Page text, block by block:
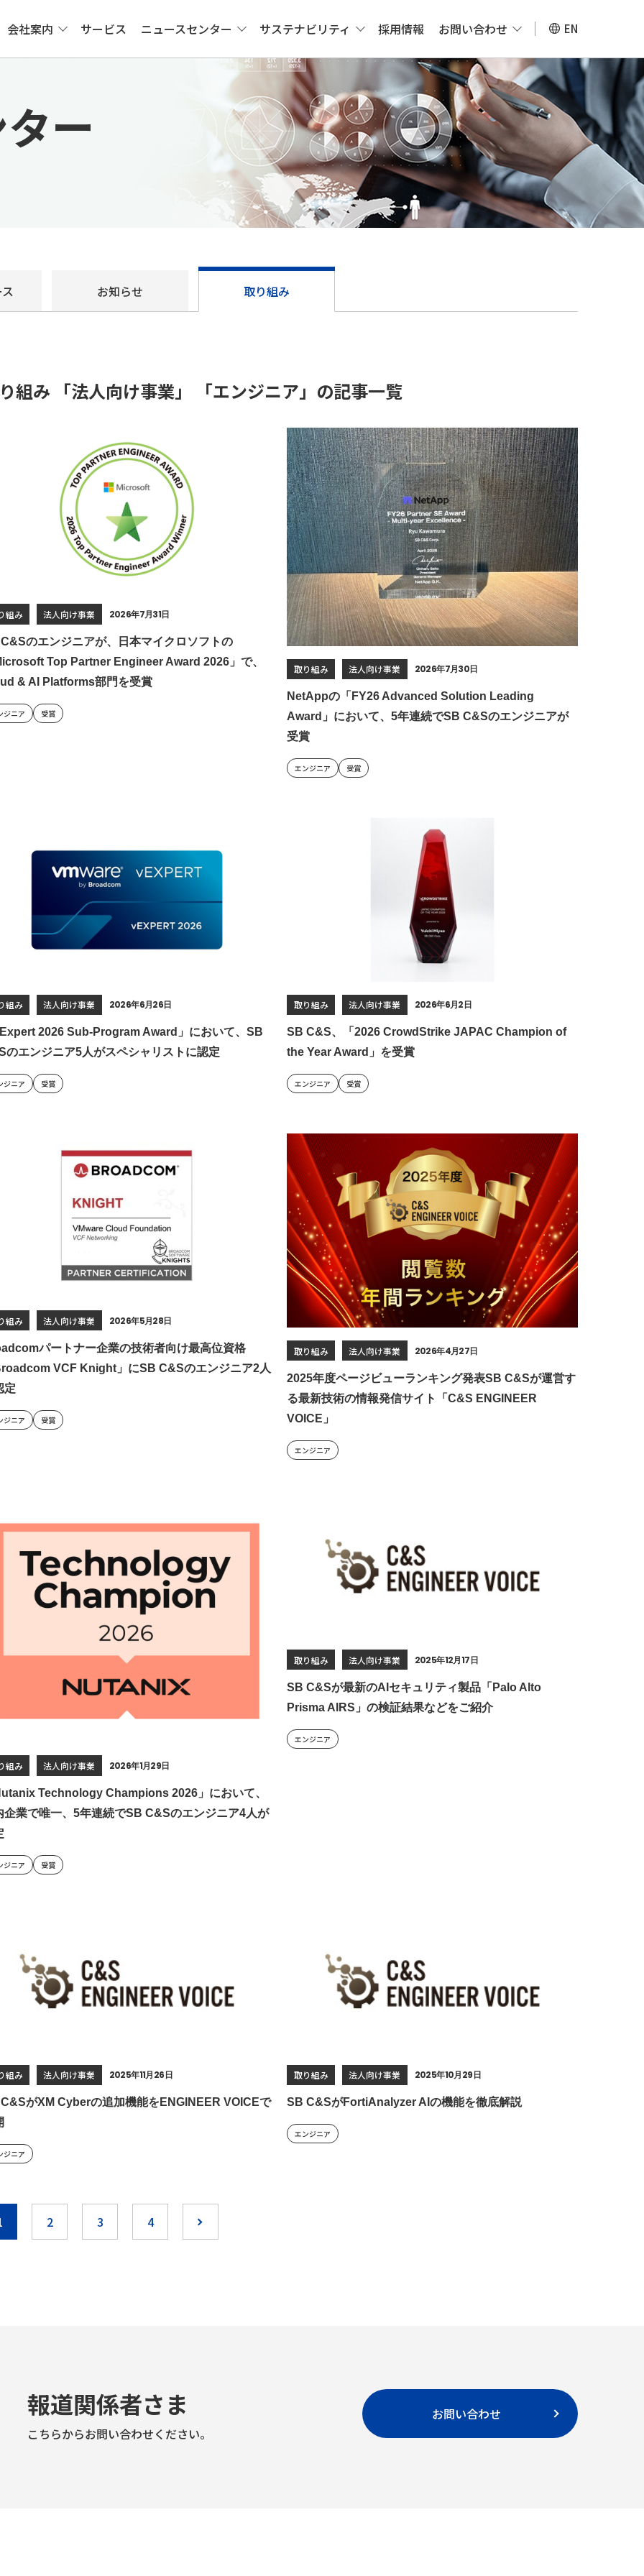
EN
会社案内 サービス ニュースセンター サステナビリティ 採用情報 お問い合わせ
ー
お知らせ 取り組み
組み 「法人向け事業」 「エンジニア」の記事一覧
組み 法人向け事業 2026年7月31日
のエンジニアが、日本マイクロソフトの
Top Partner Engineer Award 2026」で、
& AI Platforms部門を受賞
ジニア 受賞
取り組み 法人向け事業 2026年7月30日
NetAppの「FY26 Advanced Solution Leading
Award」において、5年連続でSB C&Sのエンジニアが
受賞
エンジニア 受賞
組み 法人向け事業 2026年6月26日
2026 Sub-Program Award」において、SB
のエンジニア5人がスペシャリストに認定
ジニア 受賞
取り組み 法人向け事業 2026年6月2日
SB C&S、「2026 CrowdStrike JAPAC Champion of
the Year Award」を受賞
エンジニア 受賞
組み 法人向け事業 2026年5月28日
パートナー企業の技術者向け最高位資格
VCF Knight」にSB C&Sのエンジニア2人
定
ジニア 受賞
取り組み 法人向け事業 2026年4月27日
2025年度ページビューランキング発表SB C&Sが運営す
る最新技術の情報発信サイト「C&S ENGINEER
VOICE」
エンジニア
組み 法人向け事業 2026年1月29日
Technology Champions 2026」において、
企業で唯一、5年連続でSB C&Sのエンジニア4人が
ジニア 受賞
取り組み 法人向け事業 2025年12月17日
SB C&Sが最新のAIセキュリティ製品「Palo Alto
Prisma AIRS」の検証結果などをご紹介
エンジニア
組み 法人向け事業 2025年11月26日
がXM Cyberの追加機能をENGINEER VOICEで
ジニア
取り組み 法人向け事業 2025年10月29日
SB C&SがFortiAnalyzer AIの機能を徹底解説
エンジニア
2 3 4
報道関係者さま
こちらからお問い合わせください。
お問い合わせ